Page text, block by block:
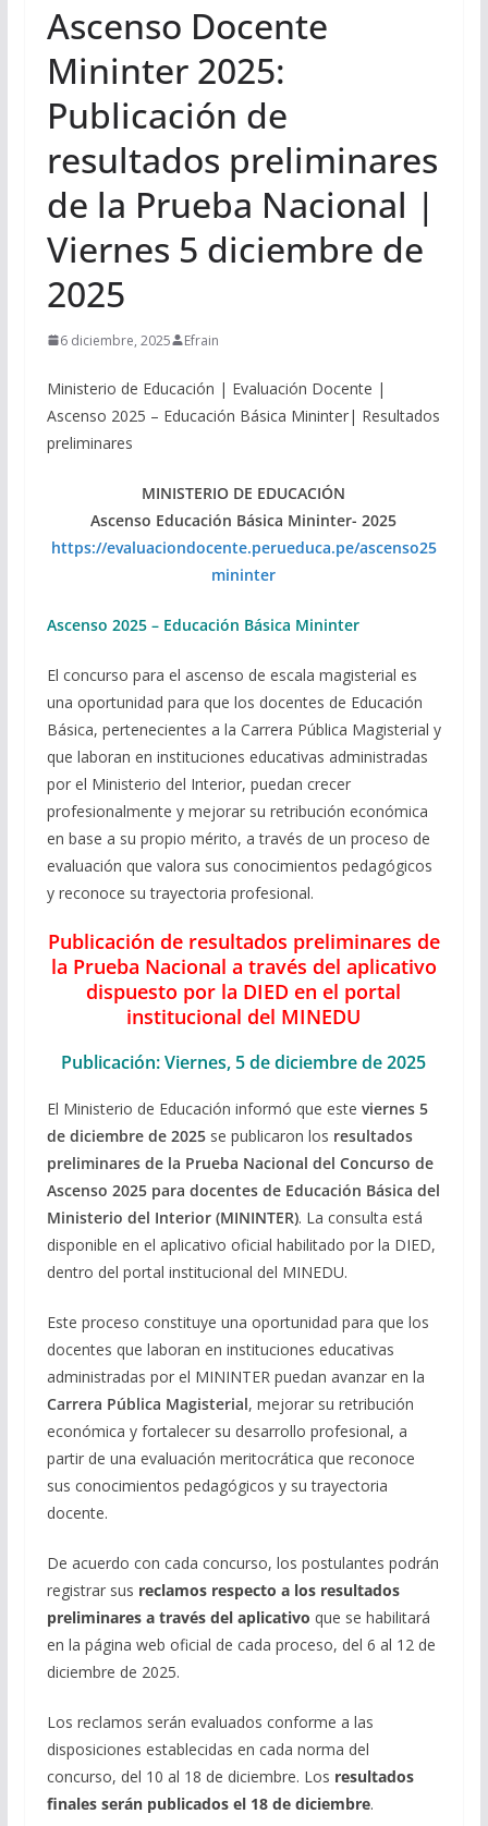
Ascenso Docente
Mininter 2025:
Publicación de
resultados preliminares
de la Prueba Nacional |
Viernes 5 diciembre de
2025
6 diciembre, 2025 Efrain
Ministerio de Educación | Evaluación Docente |
Ascenso 2025 – Educación Básica Mininter| Resultados
preliminares
MINISTERIO DE EDUCACIÓN
Ascenso Educación Básica Mininter- 2025
https://evaluaciondocente.perueduca.pe/ascenso25
mininter
Ascenso 2025 – Educación Básica Mininter
El concurso para el ascenso de escala magisterial es
una oportunidad para que los docentes de Educación
Básica, pertenecientes a la Carrera Pública Magisterial y
que laboran en instituciones educativas administradas
por el Ministerio del Interior, puedan crecer
profesionalmente y mejorar su retribución económica
en base a su propio mérito, a través de un proceso de
evaluación que valora sus conocimientos pedagógicos
y reconoce su trayectoria profesional.
Publicación de resultados preliminares de
la Prueba Nacional a través del aplicativo
dispuesto por la DIED en el portal
institucional del MINEDU
Publicación: Viernes, 5 de diciembre de 2025
El Ministerio de Educación informó que este viernes 5
de diciembre de 2025se publicaron los resultados
preliminares de la Prueba Nacional del Concurso de
Ascenso 2025 para docentes de Educación Básica del
Ministerio del Interior (MININTER). La consulta está
disponible en el aplicativo oficial habilitado por la DIED,
dentro del portal institucional del MINEDU.
Este proceso constituye una oportunidad para que los
docentes que laboran en instituciones educativas
administradas por el MININTER puedan avanzar en la
Carrera Pública Magisterial, mejorar su retribución
económica y fortalecer su desarrollo profesional, a
partir de una evaluación meritocrática que reconoce
sus conocimientos pedagógicos y su trayectoria
docente.
De acuerdo con cada concurso, los postulantes podrán
registrar sus reclamos respecto a los resultados
preliminares a través del aplicativo que se habilitará
en la página web oficial de cada proceso, del 6 al 12 de
diciembre de 2025.
Los reclamos serán evaluados conforme a las
disposiciones establecidas en cada norma del
concurso, del 10 al 18 de diciembre. Los resultados
finales serán publicados el 18 de diciembre.